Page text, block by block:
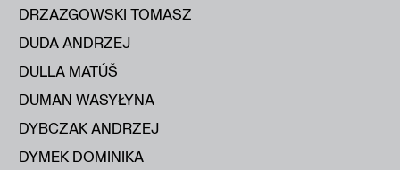
DRZAZGOWSKI TOMASZ
DUDA ANDRZEJ
DULLA MATÚŠ
DUMAN WASYŁYNA
DYBCZAK ANDRZEJ
DYMEK DOMINIKA